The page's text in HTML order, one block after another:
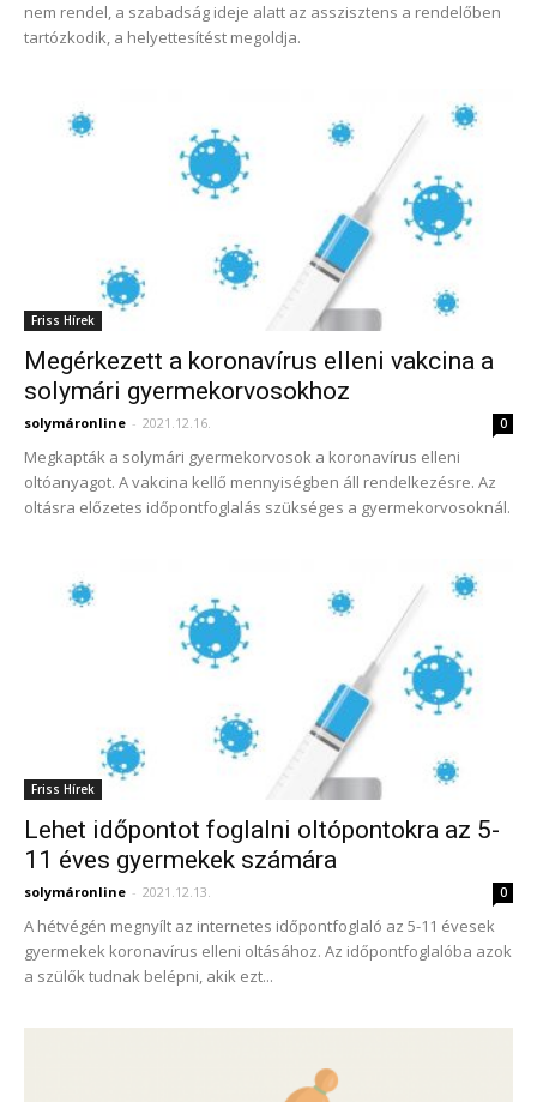
nem rendel, a szabadság ideje alatt az asszisztens a rendelőben
tartózkodik, a helyettesítést megoldja.
Friss Hírek
Megérkezett a koronavírus elleni vakcina a
solymári gyermekorvosokhoz
solymáronline - 2021.12.16. 0
Megkapták a solymári gyermekorvosok a koronavírus elleni
oltóanyagot. A vakcina kellő mennyiségben áll rendelkezésre. Az
oltásra előzetes időpontfoglalás szükséges a gyermekorvosoknál.
Friss Hírek
Lehet időpontot foglalni oltópontokra az 5-
11 éves gyermekek számára
solymáronline - 2021.12.13. 0
A hétvégén megnyílt az internetes időpontfoglaló az 5-11 évesek
gyermekek koronavírus elleni oltásához. Az időpontfoglalóba azok
a szülők tudnak belépni, akik ezt...